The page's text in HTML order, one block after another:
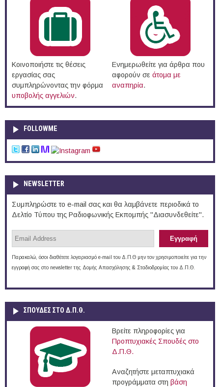
Κοινοποιήστε τις θέσεις
εργασίας σας
συμπληρώνοντας την φόρμα
υποβολής αγγελιών.
Ενημερωθείτε για άρθρα που
αφορούν σε άτομα με
αναπηρία.
FOLLOWME
NEWSLETTER
Συμπληρώστε το e-mail σας και θα λαμβάνετε περιοδικά το
Δελτίο Τύπου της Ραδιοφωνικής Εκπομπής "Διασυνδεθείτε".
Παρακαλώ, όσοι διαθέτετε λογαριασμό e-mail του Δ.Π.Θ μην τον χρησιμοποιείτε για την
εγγραφή σας στο newsletter της Δομής Απασχόλησης & Σταδιοδρομίας του Δ.Π.Θ.
ΣΠΟΥΔΈΣ ΣΤΟ Δ.Π.Θ.
Βρείτε πληροφορίες για
Προπτυχιακές Σπουδές στο
Δ.Π.Θ.
Αναζητήστε μεταπτυχιακά
προγράμματα στη βάση